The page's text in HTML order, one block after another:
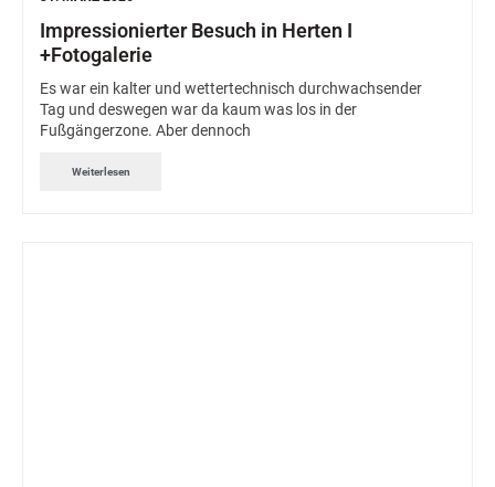
Impressionierter Besuch in Herten I
+Fotogalerie
Es war ein kalter und wettertechnisch durchwachsender
Tag und deswegen war da kaum was los in der
Fußgängerzone. Aber dennoch
Weiterlesen